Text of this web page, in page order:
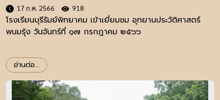
17 ก.ค. 2566 918
โรงเรียนบุรีรัมย์พิทยาคม เข้าเยี่ยมชม อุทยานประวัติศาสตร์
พนมรุ้ง วันจันทร์ที่ ๑๗ กรกฎาคม ๒๕๖๖
อ่านต่อ...